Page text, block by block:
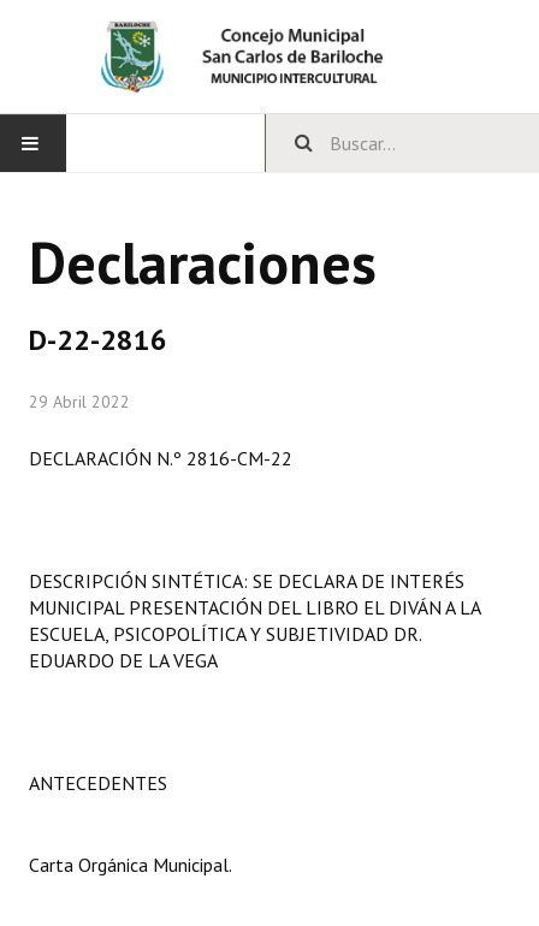
CONCEJO
Comisiones Especiales
LEGISLACIÓN
Constitución Nacional
Digesto
Declaraciones
D-22-2816
29 Abril 2022
DECLARACIÓN N.º 2816-CM-22
DESCRIPCIÓN SINTÉTICA: SE DECLARA DE INTERÉS
MUNICIPAL PRESENTACIÓN DEL LIBRO EL DIVÁN A LA
ESCUELA, PSICOPOLÍTICA Y SUBJETIVIDAD DR.
EDUARDO DE LA VEGA
ANTECEDENTES
Carta Orgánica Municipal.